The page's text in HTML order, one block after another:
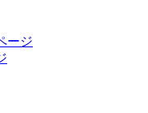
ージ